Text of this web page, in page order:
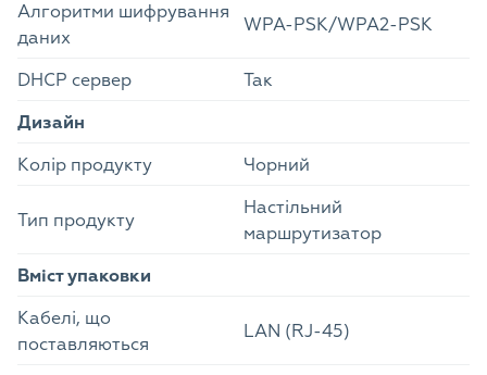
Алгоритми шифрування
даних
WPA-PSK/WPA2-PSK
DHCP сервер
Так
Дизайн
Колір продукту
Чорний
Тип продукту
Настільний
маршрутизатор
Вміст упаковки
Кабелі, що
поставляються
LAN (RJ-45)